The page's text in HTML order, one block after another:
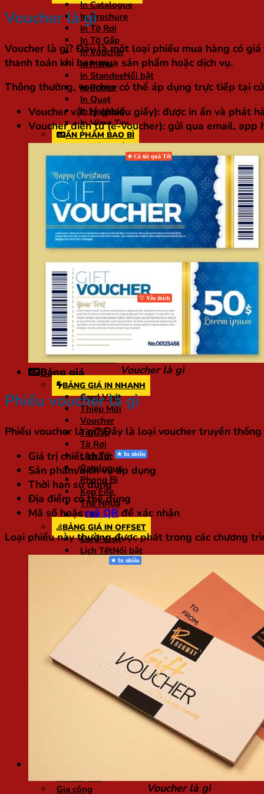
In Catalogue
In Brochure
In Tờ Rơi
In Tờ Gấp
In Voucher
In Menu
In Standee
In Poster
In Quạt
In Hashtag
In Vòng Tay
ẤN PHẨM BAO BÌ
In Hộp Giấy Carton
In Túi Giấy
In Tag Mác
In Tem Nhãn
In Sticker
In UV DTF
In Tem Nhựa Phủ Epoxy
ẤN PHẨM KHÁC
In Biểu Mẫu
In Kỷ Yếu
In Lì Xì
In Lịch
In Thiệp Mời, Giấy Mời
In Thiệp Cưới
In Flashcard
In Gia Phả
Bảng Tên Để Bàn
In Ảnh Gỗ Laminate
In Đồ Án
Bảng giá
BẢNG GIÁ IN NHANH
Card Visit
Thiệp Mời
Voucher
Tờ Gấp
Tờ Rơi
Lịch Tết
Catalogue
Phong Bì
Kẹp File
Thẻ Nhựa
Lì Xì
BẢNG GIÁ IN OFFSET
Card Visit
Lịch Tết
Tờ Gấp
Kẹp File
Phong Bì
In Quạt
BẢNG GIÁ GIA CÔNG
Bế Decal
VẬT TƯ NGÀNH IN
Còng
Gia công
Voucher là gì
Voucher là gì? Đây là một loại phiếu mua hàng có
thanh toán khi bạn mua sản phẩm hoặc dịch vụ.
Thông thường, voucher có thể áp dụng trực tiếp tại
Voucher vật lý (phiếu giấy): được in ấn và phát
Voucher điện tử (e-voucher): gửi qua email, app
Voucher là gì
Phiếu voucher là gì
Phiếu voucher là gì? Đây là loại voucher truyền
Giá trị chiết khấu
Sản phẩm/dịch vụ áp dụng
Thời hạn sử dụng
Địa điểm có thể dùng
Mã số hoặcmã QR để xác nhận
Loại phiếu này thường được phát trong các chương
Voucher là gì